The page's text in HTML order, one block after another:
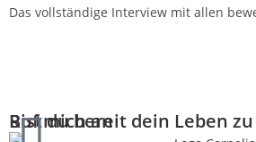
Das vollständige Interview mit allen
Bist du bereit dein Leben
Ruf mich an